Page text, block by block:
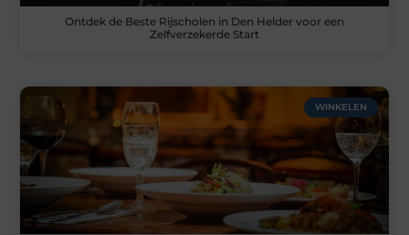
Ontdek de Beste Rijscholen in Den Helder voor een
Zelfverzekerde Start
WINKELEN